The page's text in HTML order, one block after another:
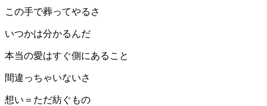
この手で葬ってやるさ
いつかは分かるんだ
本当の愛はすぐ側にあること
間違っちゃいないさ
想い＝ただ紡ぐもの